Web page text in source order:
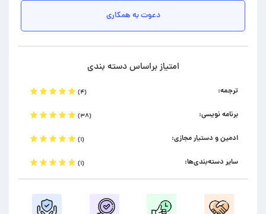
دعوت به همکاری
امتیاز براساس دسته بندی
ترجمه: (۴)
برنامه نویسی: (۳۸)
ادمین و دستیار مجازی: (۱)
سایر دسته‌بندی‌ها: (۱)